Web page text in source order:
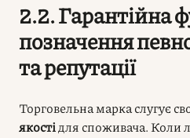
2.2. Гарантійна
позначення
та репутації
Торговельна марка слугує
якостідля споживача. Коли